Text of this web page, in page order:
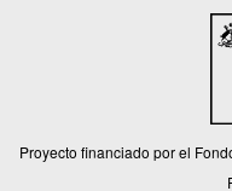
Proyecto financiado por el